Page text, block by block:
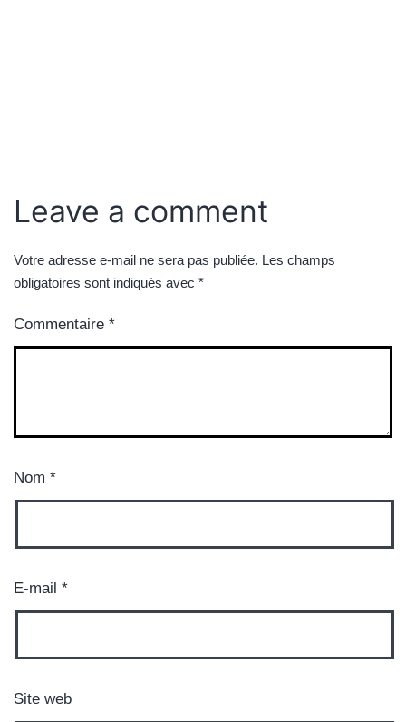
Leave a comment
Votre adresse e-mail ne sera pas publiée. Les champs
obligatoires sont indiqués avec *
Commentaire *
Nom *
E-mail *
Site web